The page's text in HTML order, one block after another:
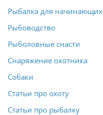
Рыбалка для начинающих
Рыбоводство
Рыболовные снасти
Снаряжение охотника
Собаки
Статьи про охоту
Статьи про рыбалку